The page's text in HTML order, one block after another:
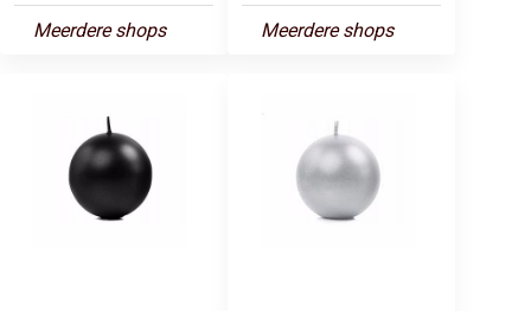
Meerdere shops Meerdere shops